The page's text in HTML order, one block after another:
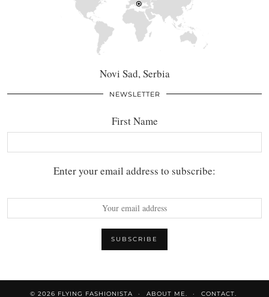
Novi Sad, Serbia
NEWSLETTER
First Name
Enter your email address to subscribe:
© 2026 FLYING FASHIONISTA ABOUT ME. CONTACT.